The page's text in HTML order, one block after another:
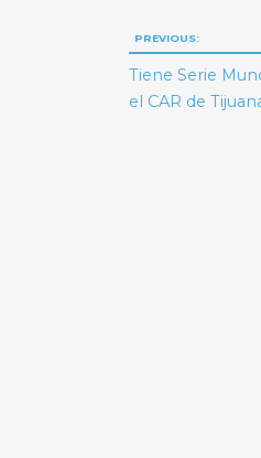
de
PREVIOUS:
Tiene Serie
el CAR de